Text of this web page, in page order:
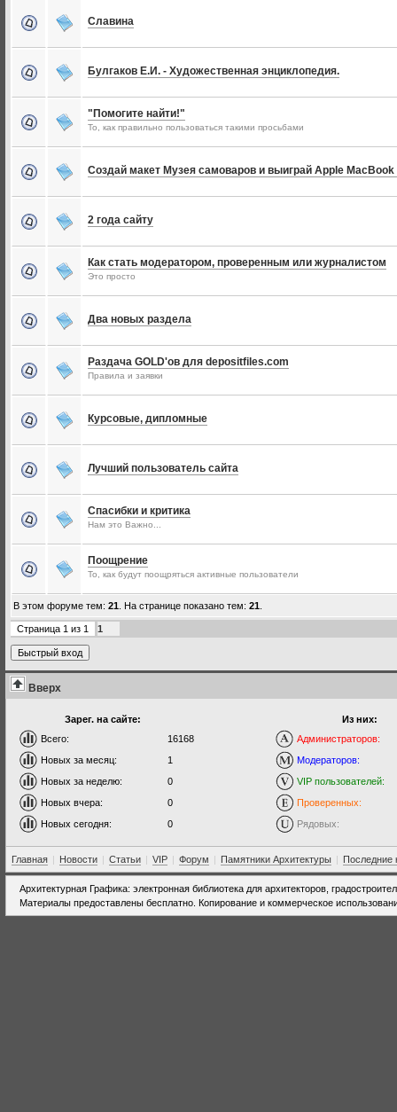
Славина
Булгаков Е.И. - Художественная энциклопедия.
"Помогите найти!"
То, как правильно пользоваться такими просьбами
Создай макет Музея самоваров и выиграй Apple
2 года сайту
Как стать модератором, проверенным или журналистом
Это просто
Два новых раздела
Раздача GOLD'ов для depositfiles.com
Правила и заявки
Курсовые, дипломные
Лучший пользователь сайта
Спасибки и критика
Нам это Важно...
Поощрение
То, как будут поощряться активные пользователи
В этом форуме тем: 21 . На странице показано тем: 21
Страница 1 из 1 1
Вверх
Зарег. на сайте:
Всего:
16168
Новых за месяц:
1
Новых за неделю:
0
Новых вчера:
0
Новых сегодня:
0
Из них:
Администраторов:
Модераторов:
VIP пользователей:
Проверенных:
Рядовых:
Главная | Новости | Статьи | VIP | Форум | Памятники Архитектуры | Последние
Архитектурная Графика: электронная библиотека для архитекторов,
Материалы предоставлены бесплатно. Копирование и коммерческое